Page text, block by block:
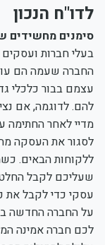
לדו"ח הנכון
סימנים מחשידים
בעלי חברות
החברה שעמה הם
עצמם בבור כלכלי
להם. לדוגמה, אם
מדיי לאחר החתימה
לסגור את העסקה
ללקוחות הבאים.
שעליכם לקבל
עסקי כדי לקבל את
על החברה החדשה
לכם חברה אמינה